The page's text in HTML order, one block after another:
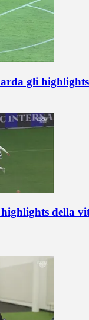
gli highlights
della